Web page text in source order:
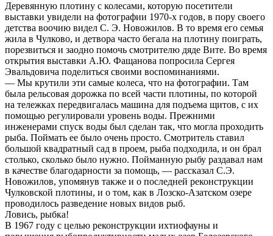
Деревянную плотину с колесами, которую посетители
выставки увидели на фотографии 1970-х годов, в пору своего
детства воочию видел С. Э. Новожилов. В то время его семья
жила в Чулково, и детвора часто бегала на плотину поиграть,
порезвиться и заодно помочь смотрителю дяде Вите. Во время
открытия выставки А.Ю. Фащанова попросила Сергея
Эвальдовича поделиться своими воспоминаниями.
— Мы крутили эти самые колеса, что на фотографии. Там
была рельсовая дорожка по всей части плотины, по которой
на тележках передвигалась машина для подъема щитов, с их
помощью регулировали уровень воды. Прежними
инженерами спуск воды был сделан так, что могла проходить
рыба. Поймать ее было очень просто. Смотритель ставил
большой квадратный сад в проем, рыба подходила, и он брал
столько, сколько было нужно. Пойманную рыбу раздавал нам
в качестве благодарности за помощь, — рассказал С.Э.
Новожилов, упомянув также и о последней реконструкции
Чулковской плотины, и о том, как в Лозско-Азатском озере
проводилось разведение новых видов рыб.
Ловись, рыбка!
В 1967 году с целью реконструкции ихтиофауны и